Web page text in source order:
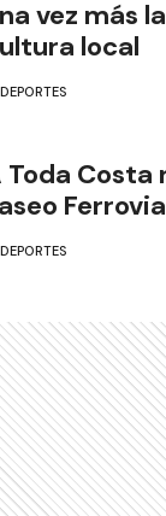
vez más
local
DEPORTES
Toda Costa
DEPORTES